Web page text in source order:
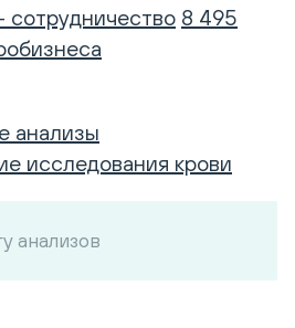
8 495
анализы
исследования крови